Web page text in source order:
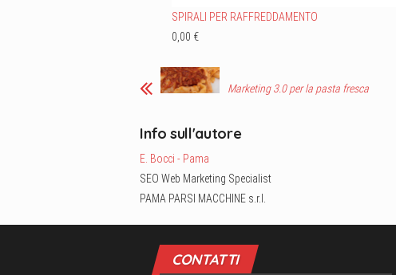
SPIRALI PER RAFFREDDAMENTO
0,00 €
Marketing 3.0 per la pasta fresca
Info sull'autore
E. Bocci - Pama
SEO Web Marketing Specialist
PAMA PARSI MACCHINE s.r.l.
CONTATTI